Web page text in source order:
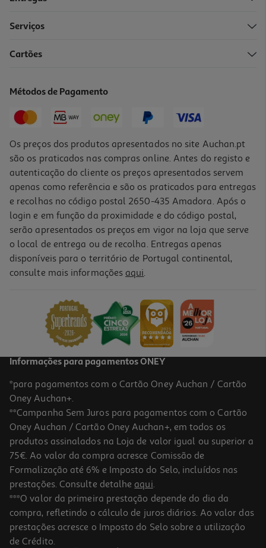
Alimentação Peixes Tropical Vitality&colour 100ml
Comida Peixes Fundo Tropical Supervit Tablets 50 Ml
8 €/un
8,00 €
Serviços
Cartões
Métodos de Pagamento
Os preços dos produtos apresentados no site Auchan.pt
são os praticados nas compras online. Antes do registo e
autenticação do cliente os preços apresentados servem
apenas como referência e são os praticados para entregas
e recolhas no código postal 2650-435 Amadora. Após o
login e em função da proximidade e do código postal,
serão apresentados os preços em vigor na loja que serve
o local de entrega ou de recolha. Entregas apenas
disponíveis para o território de Portugal continental,
consulte mais informações aqui.
Informações para pagamentos ONEY
*para pagamentos com o Cartão Oney Auchan / Cartão
Oney Auchan+.
**Campanha Sem Juros para pagamentos com o Cartão
Oney Auchan / Cartão Oney Auchan+, em todos os
produtos assinalados na Loja de valor igual ou superior a
75€. Ao valor da compra acresce Comissão de
Formalização até 6% e Imposto do Selo, incluídos nas
prestações. Consulte detalhe aqui.
***O valor da primeira prestação depende do dia da
compra, refletindo o cálculo de juros diários. Ao valor das
prestações acresce o Imposto do Selo sobre a utilização
de Crédito.